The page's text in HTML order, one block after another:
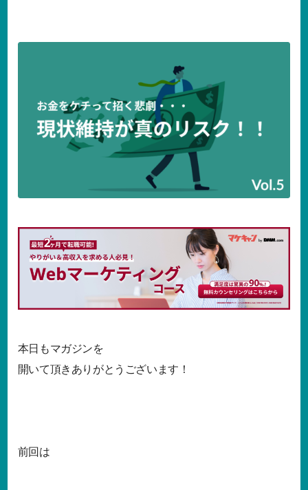
本日もマガジンを
開いて頂きありがとうございます！
前回は